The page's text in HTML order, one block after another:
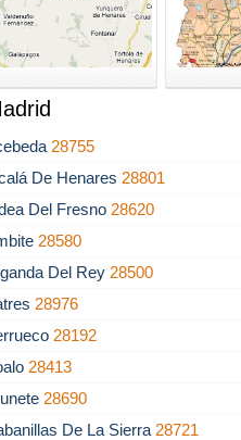
28755
De Henares 28801
Del Fresno 28620
28580
Del Rey 28500
28976
28192
28413
28690
De La Sierra 28721